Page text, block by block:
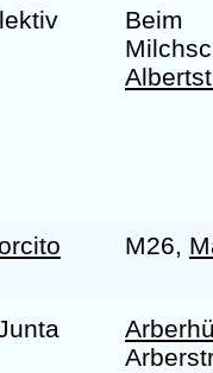
Beim
M26,